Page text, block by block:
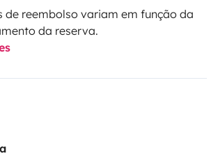
de reembolso variam em função da
da reserva.